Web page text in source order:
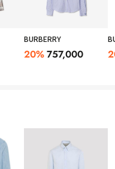
BURBERRY
20%757,000